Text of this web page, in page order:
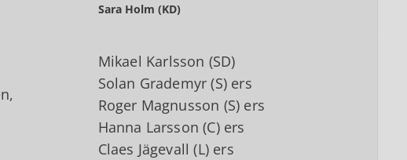
Sara Holm (KD)
Mikael Karlsson (SD)
Solan Grademyr (S) ers
Roger Magnusson (S) ers
Hanna Larsson (C) ers
Claes Jägevall (L) ers